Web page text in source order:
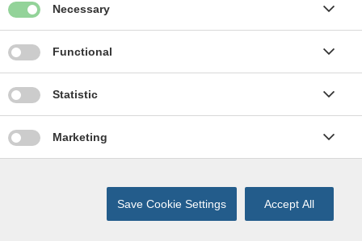
Necessary
Give permission for Necessary cookies
Functional
Give permission for Functionality cookies
Statistic
Give permission for Statistics cookies
Marketing
Give permission for Marketing cookies
Save Cookie Settings Accept All